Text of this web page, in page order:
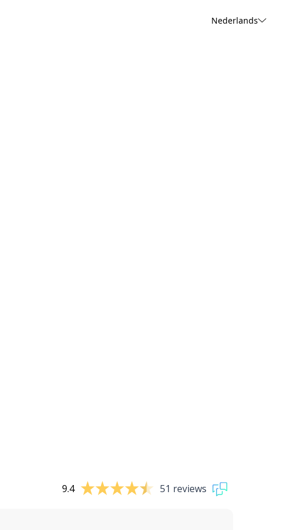
Nederlands
9.4 51 reviews